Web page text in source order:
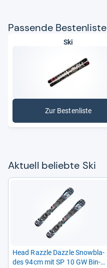
Pas­sende Bes­ten­liste
Ski
Zur Bestenliste
: Ski
Aktu­ell beliebte Ski
Head Razzle Dazzle Snowb­la­
des 94cm mit SP 10 GW Bin­